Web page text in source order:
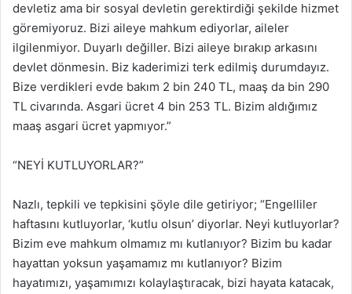
devletiz ama bir sosyal devletin gerektirdiği şekilde hizmet
göremiyoruz. Bizi aileye mahkum ediyorlar, aileler
ilgilenmiyor. Duyarlı değiller. Bizi aileye bırakıp arkasını
devlet dönmesin. Biz kaderimizi terk edilmiş durumdayız.
Bize verdikleri evde bakım 2 bin 240 TL, maaş da bin 290
TL civarında. Asgari ücret 4 bin 253 TL. Bizim aldığımız
maaş asgari ücret yapmıyor.”
“NEYİ KUTLUYORLAR?”
Nazlı, tepkili ve tepkisini şöyle dile getiriyor; “Engelliler
haftasını kutluyorlar, ‘kutlu olsun’ diyorlar. Neyi kutluyorlar?
Bizim eve mahkum olmamız mı kutlanıyor? Bizim bu kadar
hayattan yoksun yaşamamız mı kutlanıyor? Bizim
hayatımızı, yaşamımızı kolaylaştıracak, bizi hayata katacak,